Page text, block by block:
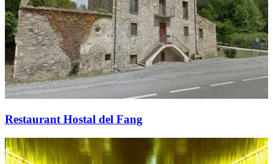
Restaurant Hostal del Fang